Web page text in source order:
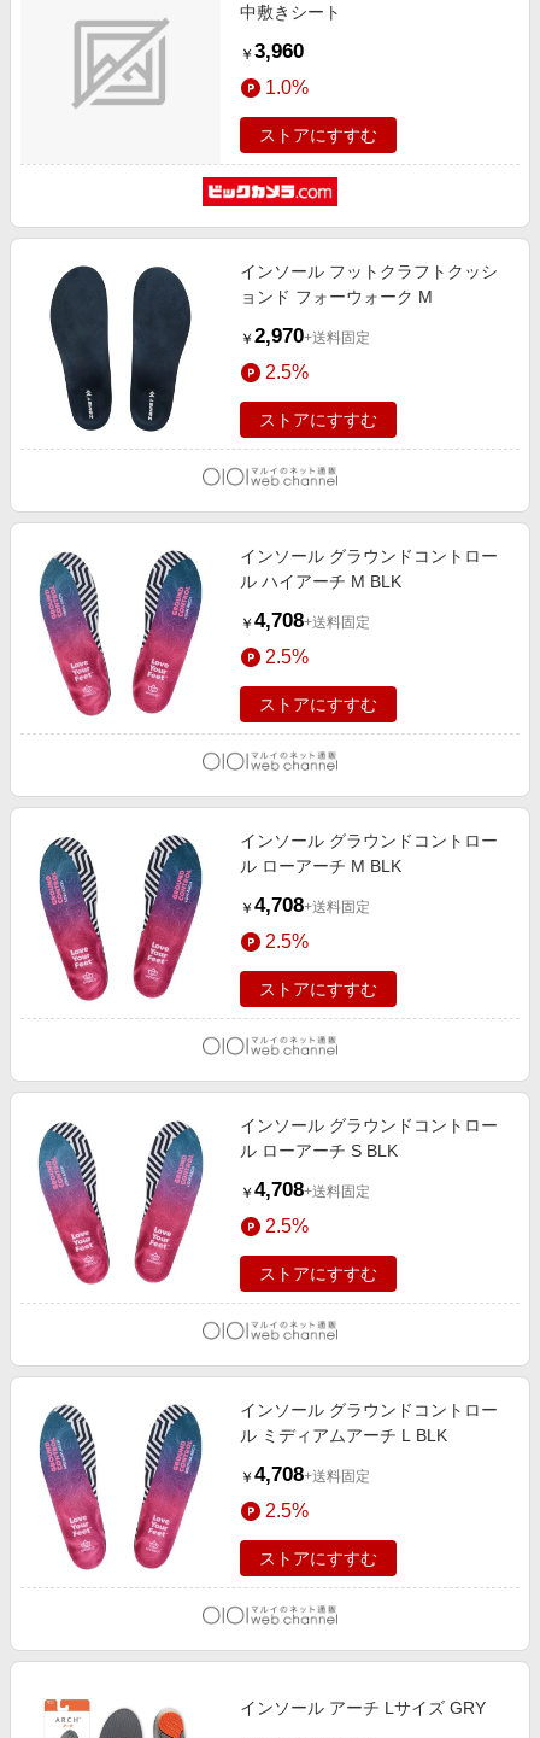
中敷きシート
￥ 3,960
1.0%
ストアにすすむ
インソール フットクラフトクッシ
ョンド フォーウォーク M
￥ 2,970+送料固定
2.5%
ストアにすすむ
インソール グラウンドコントロー
ル ハイアーチ M BLK
￥ 4,708+送料固定
2.5%
ストアにすすむ
インソール グラウンドコントロー
ル ローアーチ M BLK
￥ 4,708+送料固定
2.5%
ストアにすすむ
インソール グラウンドコントロー
ル ローアーチ S BLK
￥ 4,708+送料固定
2.5%
ストアにすすむ
インソール グラウンドコントロー
ル ミディアムアーチ L BLK
￥ 4,708+送料固定
2.5%
ストアにすすむ
インソール アーチ Lサイズ GRY